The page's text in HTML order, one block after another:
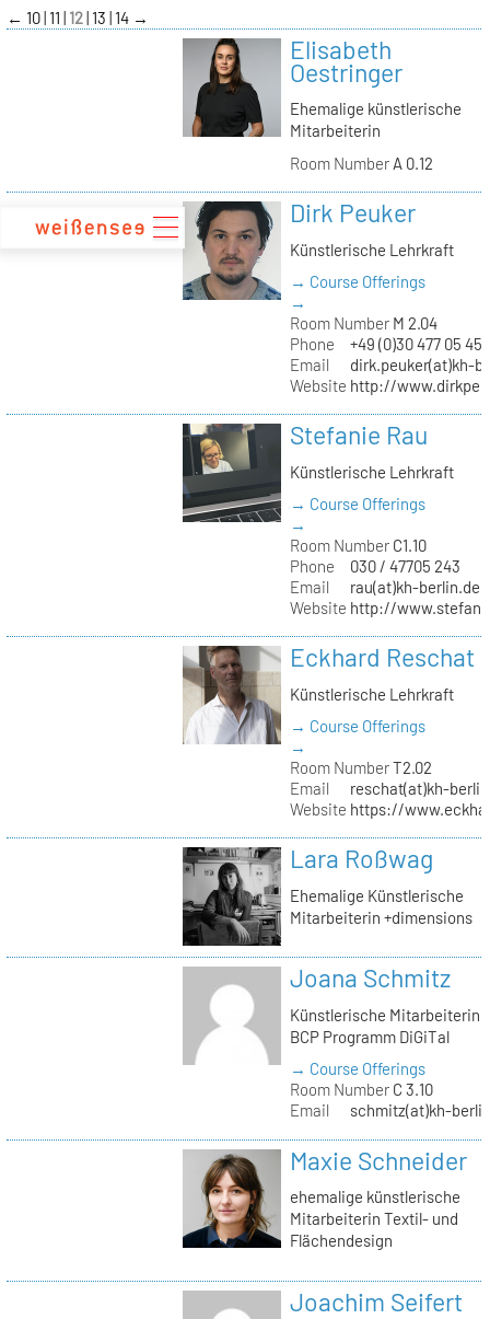
zum
Inhalt
← 10 11 12 13 14 →
Elisabeth
Oestringer
Ehemalige künstlerische
Mitarbeiterin
Room NumberA 0.12
Dirk Peuker
Künstlerische Lehrkraft
→ Course Offerings
→
Room NumberM 2.04
Phone
+49 (0)30 477 05
Email
dirk.peuker(at)kh-
Website http://
Stefanie Rau
Künstlerische Lehrkraft
→ Course Offerings
→
Room NumberC1.10
Phone
030 / 47705 243
Email
rau(at)kh-berlin.de
Website http://
Eckhard Reschat
Künstlerische Lehrkraft
→ Course Offerings
→
Room NumberT2.02
Email
reschat(at)kh-
Website https://
Lara Roßwag
Ehemalige Künstlerische
Mitarbeiterin +dimensions
Joana Schmitz
Künstlerische Mitarbeiterin
BCP Programm DiGiTal
→ Course Offerings
Room NumberC 3.10
Email
schmitz(at)kh-
Maxie Schneider
ehemalige künstlerische
Mitarbeiterin Textil- und
Flächendesign
Joachim Seifert